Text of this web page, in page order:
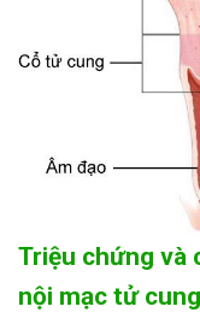
Triệu chứng và
nội mạc tử cung